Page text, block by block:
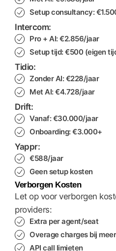
Setup consultancy:
Intercom:
Pro + AI: €2.856/jaar
Setup tijd: €500 (eigen
Tidio:
Zonder AI: €228/jaar
Met AI: €4.728/jaar
Drift:
Vanaf: €30.000/jaar
Onboarding: €3.000+
Yappr:
€588/jaar
Geen setup kosten
Verborgen Kosten
Let op voor verborgen
providers:
Extra per agent/seat
Overage charges bij
API call limieten